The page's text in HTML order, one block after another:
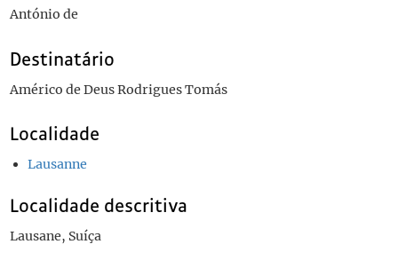
António de
Destinatário
Américo de Deus Rodrigues Tomás
Localidade
Lausanne
Localidade descritiva
Lausane, Suíça